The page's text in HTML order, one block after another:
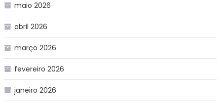
maio 2026
abril 2026
março 2026
fevereiro 2026
janeiro 2026